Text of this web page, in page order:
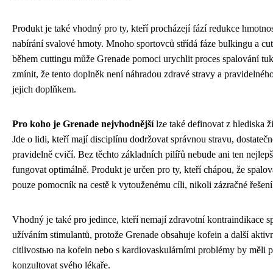
Produkt je také vhodný pro ty, kteří procházejí fází redukce
nabírání svalové hmoty. Mnoho sportovců střídá fáze bulkingu a
během cuttingu může Grenade pomoci urychlit proces spalování
zmínit, že tento doplněk není náhradou zdravé stravy a
jejich doplňkem.
Pro koho je Grenade nejvhodnějšílze také definovat z hlediska
Jde o lidi, kteří mají disciplínu dodržovat správnou stravu,
pravidelně cvičí. Bez těchto základních pilířů nebude ani ten
fungovat optimálně. Produkt je určen pro ty, kteří chápou, že
pouze pomocník na cestě k vytouženému cíli, nikoli zázračné
Vhodný je také pro jedince, kteří nemají zdravotní kontraindikace
užíváním stimulantů, protože Grenade obsahuje kofein a další
citlivostью na kofein nebo s kardiovaskulárními problémy by měli
konzultovat svého lékaře.